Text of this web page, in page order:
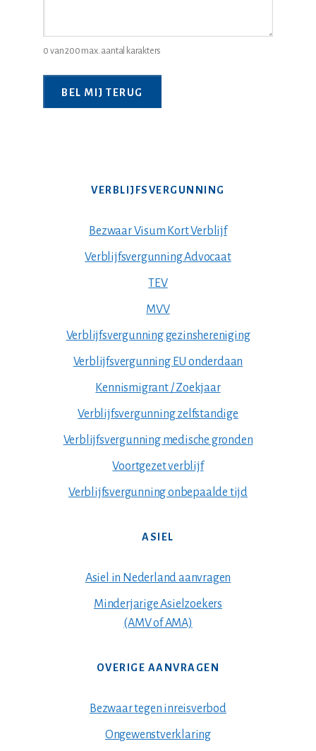
0 van 200 max. aantal karakters
VERBLIJFSVERGUNNING
Bezwaar Visum Kort Verblijf
Verblijfsvergunning Advocaat
TEV
MVV
Verblijfsvergunning gezinshereniging
Verblijfsvergunning EU onderdaan
Kennismigrant / Zoekjaar
Verblijfsvergunning zelfstandige
Verblijfsvergunning medische gronden
Voortgezet verblijf
Verblijfsvergunning onbepaalde tijd
ASIEL
Asiel in Nederland aanvragen
Minderjarige Asielzoekers
(AMV of AMA)
OVERIGE AANVRAGEN
Bezwaar tegen inreisverbod
Ongewenstverklaring